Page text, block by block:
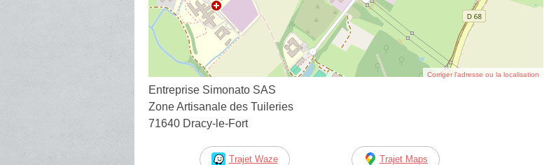
Corriger l’adresse ou la localisation
Entreprise Simonato SAS
Zone Artisanale des Tuileries
71640 Dracy-le-Fort
Trajet Waze Trajet Maps